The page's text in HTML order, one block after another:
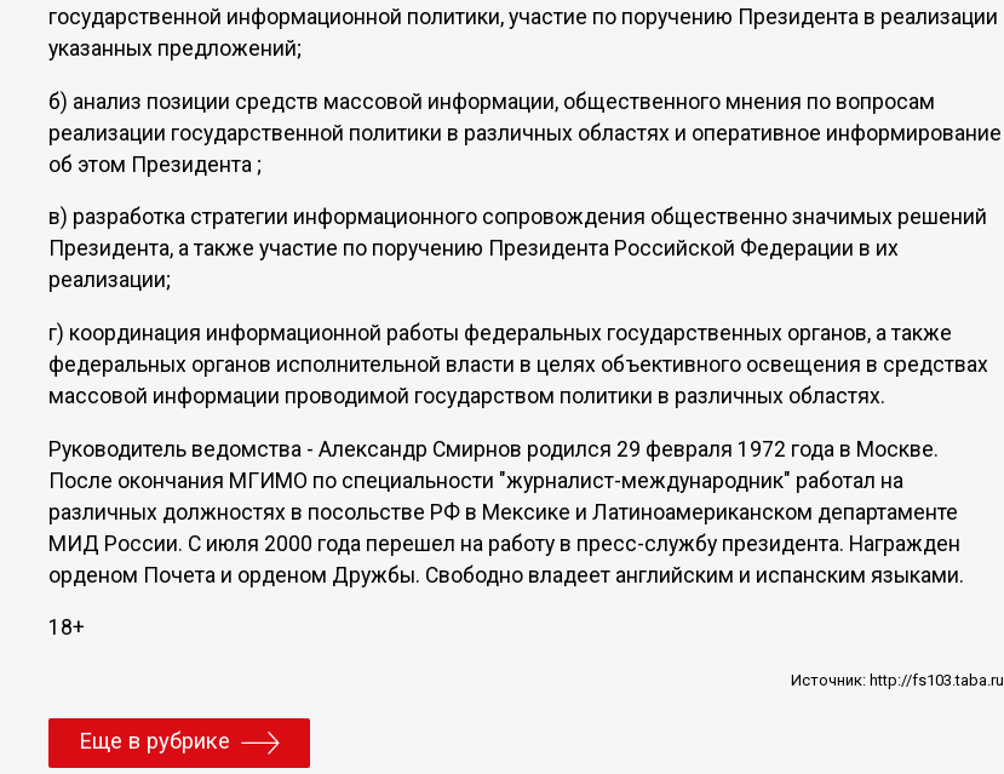
государственной информационной политики, участие по поручению Президента в реализации
указанных предложений;
б) анализ позиции средств массовой информации, общественного мнения по вопросам
реализации государственной политики в различных областях и оперативное информирование
об этом Президента ;
в) разработка стратегии информационного сопровождения общественно значимых решений
Президента, а также участие по поручению Президента Российской Федерации в их
реализации;
г) координация информационной работы федеральных государственных органов, а также
федеральных органов исполнительной власти в целях объективного освещения в средствах
массовой информации проводимой государством политики в различных областях.
Руководитель ведомства - Александр Смирнов родился 29 февраля 1972 года в Москве.
После окончания МГИМО по специальности "журналист-международник" работал на
различных должностях в посольстве РФ в Мексике и Латиноамериканском департаменте
МИД России. С июля 2000 года перешел на работу в пресс-службу президента. Награжден
орденом Почета и орденом Дружбы. Свободно владеет английским и испанским языками.
18+
Источник: http://fs103.taba.ru
Еще в рубрике